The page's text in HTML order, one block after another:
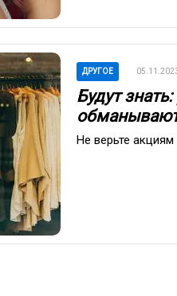
ДРУГОЕ
Будут
Не верьте акциям